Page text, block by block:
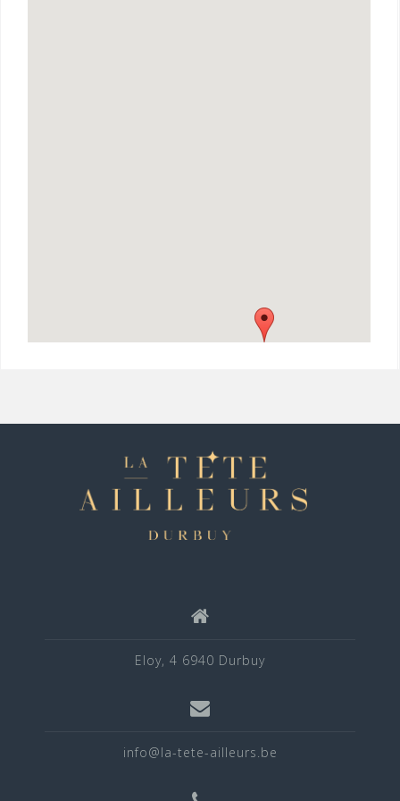
Eloy, 4 6940 Durbuy
info@la-tete-ailleurs.be